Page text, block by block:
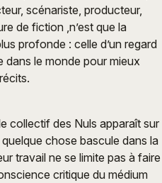
scénariste, producteur,
de fiction ,n’est que la
profonde : celle d’un regard
dans le monde pour mieux
collectif des Nuls apparaît sur
chose bascule dans la
travail ne se limite pas à faire
critique du médium